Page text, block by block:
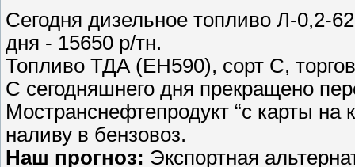
Сегодня дизельное топливо Л-0,2-
дня - 15650 р/тн.
Топливо ТДА (ЕН590), сорт С,
С сегодняшнего дня прекращено
Мостранснефтепродукт “с карты на
наливу в бензовоз.
Наш прогноз: Экспортная